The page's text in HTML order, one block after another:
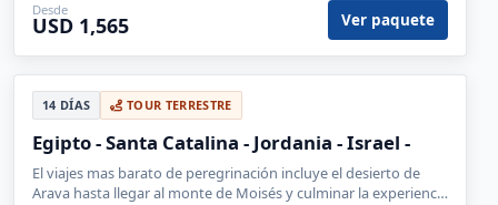
Desde
USD 1,565 Ver paquete
14 DÍAS TOUR TERRESTRE
Egipto - Santa Catalina - Jordania - Israel -
El viajes mas barato de peregrinación incluye el desierto de
Arava hasta llegar al monte de Moisés y culminar la experiencia